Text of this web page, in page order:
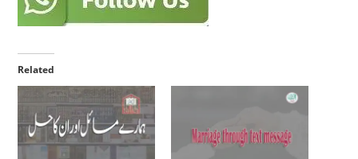
Related